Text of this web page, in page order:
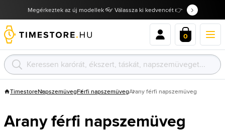
Megérkeztek az új modellek 👓 Válassza ki kedvencét 👉
0
TimestoreNapszemüvegFérfi napszemüvegArany férfi napszemüveg
Arany férfi napszemüveg